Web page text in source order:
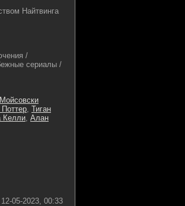
Найтвинга
/
сериалы /
, Тиган
Келли, Алан
12-05-2023, 00:33